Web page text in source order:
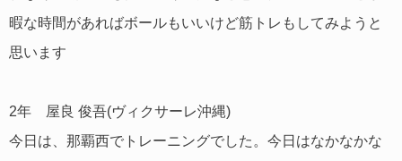
暇な時間があればボールもいいけど筋トレもしてみようと
思います
2年 屋良 俊吾(ヴィクサーレ沖縄)
今日は、那覇西でトレーニングでした。今日はなかなかな